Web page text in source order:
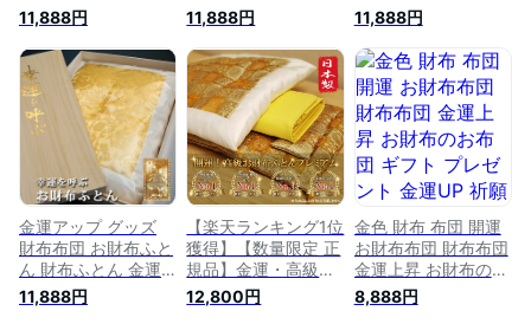
お財布ふとん 財布
ふとん 金運財布 メ
ンズ レディース 開
運 財布 金運 長財布
開運グッズ 金運アッ
プ 風水グッズ メン
ズ財布長 長財布 風
水財布 馬蹄 お金が
貯まる 財布の布団
龍 風水グッズ 本革
長財布 黄色
11,888円
財布 メンズ レディ
ース 開運 財布 金運
長財布 折り財布 開
運グッズ 金運アップ
縁起 財布 風水グッ
ズ メンズ 長財布 縁
起財布プレゼント お
金が貯まる 財布の布
団 龍 風水グッズ
2025 巳年 令和7年
蛇 へび
11,888円
財布 メンズ レディ
ース 開運 財布 金運
長財布 折り財布 開
運グッズ 金運アップ
縁起 財布 風水グッ
ズ メンズ 長財布 縁
起財布プレゼント お
金が貯まる 財布の布
団 龍 風水グッズ
2024 辰年 令和6年
龍 龍
11,888円
金運アップ グッズ
財布布団 お財布ふと
ん 財布ふとん 金運
財布 メンズ レディ
ース 開運 財布 金運
11,888円
【楽天ランキング1位
獲得】【数量限定 正
規品】金運・高級お
財布ふとん※お財布
用のお布団※ プレミ
12,800円
金色 財布 布団 開運
お財布布団 財布布団
金運上昇 お財布のお
布団 ギフト プレゼ
ント 金運UP 祈願 お
8,888円